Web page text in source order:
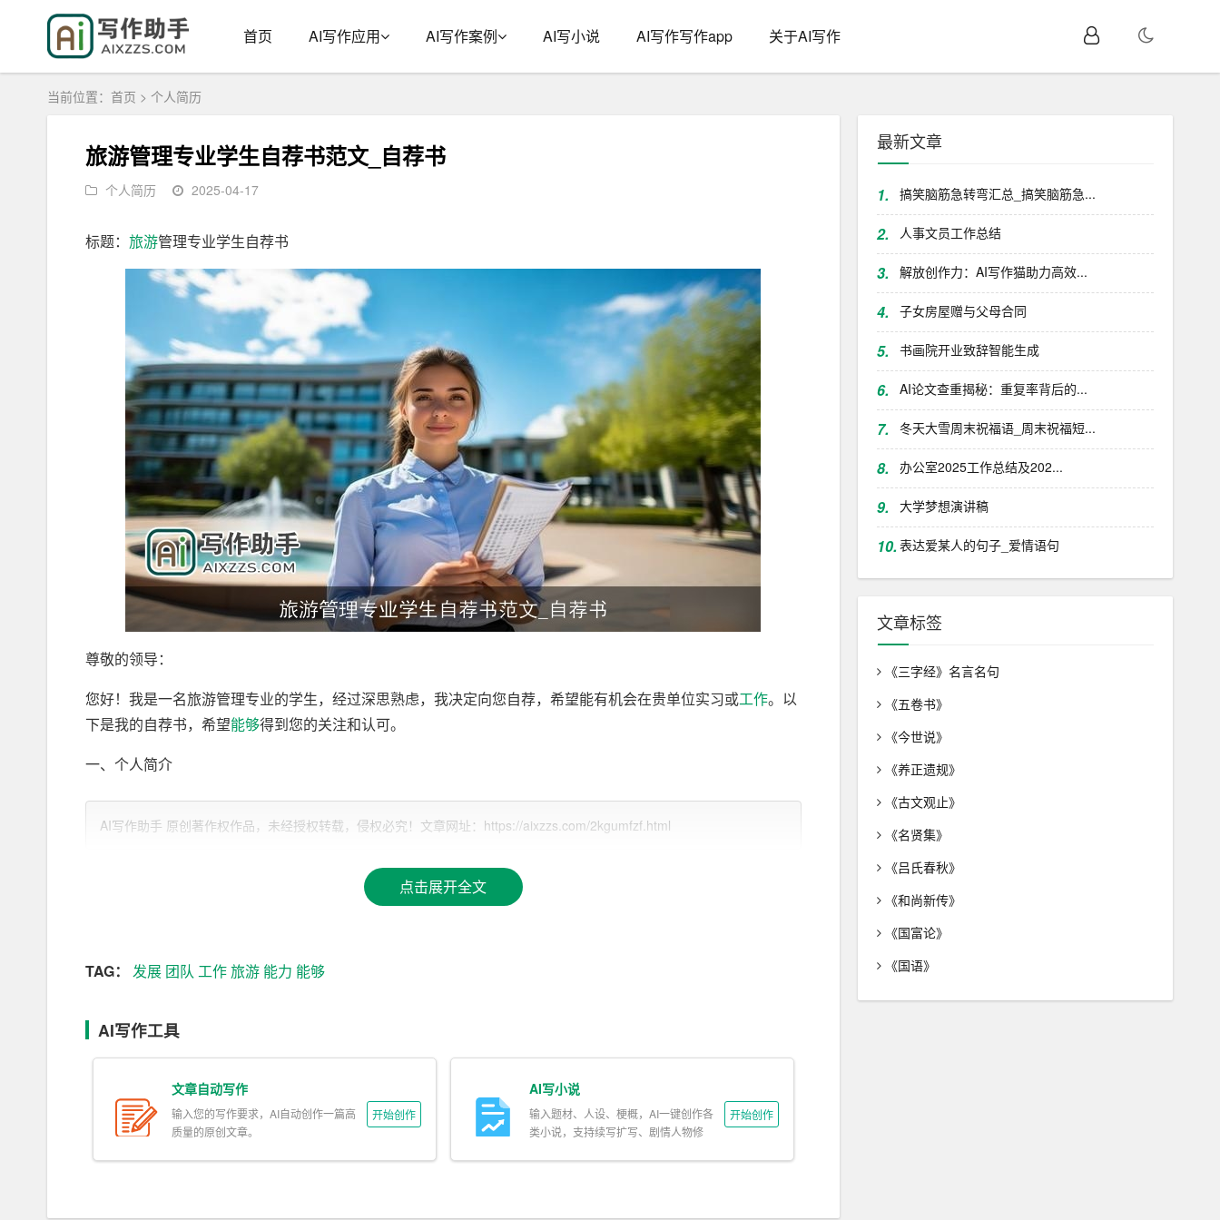
首页 AI写作应用 AI写作案例 AI写小说 AI写作写作app 关于AI写作
当前位置： 首页 > 个人简历
旅游管理专业学生自荐书范文_自荐书
个人简历 2025-04-17
标题： 旅游管理专业学生自荐书
尊敬的领导：
您好！我是一名旅游管理专业的学生，经过深思熟虑，我决定向您自荐，希望能有机会在贵单位实习或工作。以
下是我的自荐书，希望能够得到您的关注和认可。
一、个人简介
我来自美丽的山水城市，自幼对旅游产业充满浓厚的兴趣。在高中时期，我便开始关注旅游行业的发展，立志成
为一名优秀的旅游管理专业人才。为了实现这一目标，我选择了就读于我国一所知名高校的旅游管理专业。
在大学期间，我认真学习了旅游管理专业的各项课程，包括旅游经济学、旅游市场营销、旅游政策与法规、旅游
1. 理论知识：我熟悉旅游产业的基本概念、发展历程和现状，了解旅游业的发展趋势，能够运用所学理论分析旅
2. 实践 能力：在课程实践环节，我积极参与旅游线路规划、旅游产品策划等活动，锻炼了自己的实际操作能力。
同时，我还参加了校内外的志愿者活动，积累了丰富的社会经验。
团队协作：在团队项目中，我充分发挥自己的优势，与团队成员共同完成任务。我善于沟通、协调，能够迅速
融入团队，为团队的整体发展贡献力量。
AI写作助手 原创著作权作品，未经授权转载，侵权必究！文章网址：https://aixzzs.com/2kgumfzf.html
点击展开全文
TAG： 发展 团队 工作旅游 能力 能够
AI写作工具
文章自动写作
输入您的写作要求，AI自动创作一篇高
质量的原创文章。
开始创作
AI写小说
输入题材、人设、梗概，AI一键创作各
类小说，支持续写扩写、剧情人物修
开始创作
最新文章
1. 搞笑脑筋急转弯汇总_搞笑脑筋急...
2. 人事文员工作总结
3. 解放创作力：AI写作猫助力高效...
4. 子女房屋赠与父母合同
5. 书画院开业致辞智能生成
6. AI论文查重揭秘：重复率背后的...
7. 冬天大雪周末祝福语_周末祝福短...
8. 办公室2025工作总结及202...
9. 大学梦想演讲稿
10.表达爱某人的句子_爱情语句
文章标签
《三字经》名言名句
《五卷书》
《今世说》
《养正遗规》
《古文观止》
《名贤集》
《吕氏春秋》
《和尚新传》
《国富论》
《国语》